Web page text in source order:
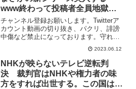
www終わって投稿者全員地獄見
るのはないのかwww【スーパー
ドラゴンボールヒーローズ サー
ビス終了】
チャンネル登録お願いします。Twitterア
カウント動画の切り抜き、パクリ、誹謗
中傷など禁止になっております。守れな
い方は残念ですが、訴えさせていただき
ます。ビッグバンミッション最新情報ー
ーーーーーーーーーーー【SDBH】遂に1
プレイ200...
2023.06.12
NHKが映らないテレビ逆転判
決 裁判官はNHKや権力者の味
方をすれば出世する。この国は法